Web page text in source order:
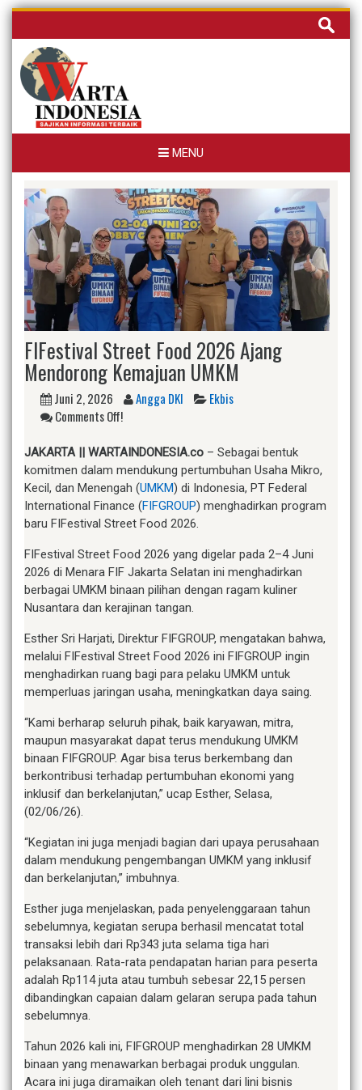
Skip
content
Cari
untuk:
MENU
FIFestival Street Food 2026 Ajang
Mendorong Kemajuan UMKM
Juni 2, 2026 Angga DKI
Ekbis
Comments Off!
JAKARTA || WARTAINDONESIA.co – Sebagai bentuk
komitmen dalam mendukung pertumbuhan Usaha Mikro,
Kecil, dan Menengah (UMKM) di Indonesia, PT Federal
International Finance (FIFGROUP) menghadirkan program
baru FIFestival Street Food 2026.
FIFestival Street Food 2026 yang digelar pada 2–4 Juni
2026 di Menara FIF Jakarta Selatan ini menghadirkan
berbagai UMKM binaan pilihan dengan ragam kuliner
Nusantara dan kerajinan tangan.
Esther Sri Harjati, Direktur FIFGROUP, mengatakan bahwa,
melalui FIFestival Street Food 2026 ini FIFGROUP ingin
menghadirkan ruang bagi para pelaku UMKM untuk
memperluas jaringan usaha, meningkatkan daya saing.
“Kami berharap seluruh pihak, baik karyawan, mitra,
maupun masyarakat dapat terus mendukung UMKM
binaan FIFGROUP. Agar bisa terus berkembang dan
berkontribusi terhadap pertumbuhan ekonomi yang
inklusif dan berkelanjutan,” ucap Esther, Selasa,
(02/06/26).
“Kegiatan ini juga menjadi bagian dari upaya perusahaan
dalam mendukung pengembangan UMKM yang inklusif
dan berkelanjutan,” imbuhnya.
Esther juga menjelaskan, pada penyelenggaraan tahun
sebelumnya, kegiatan serupa berhasil mencatat total
transaksi lebih dari Rp343 juta selama tiga hari
pelaksanaan. Rata-rata pendapatan harian para peserta
adalah Rp114 juta atau tumbuh sebesar 22,15 persen
dibandingkan capaian dalam gelaran serupa pada tahun
sebelumnya.
Tahun 2026 kali ini, FIFGROUP menghadirkan 28 UMKM
binaan yang menawarkan berbagai produk unggulan.
Acara ini juga diramaikan oleh tenant dari lini bisnis